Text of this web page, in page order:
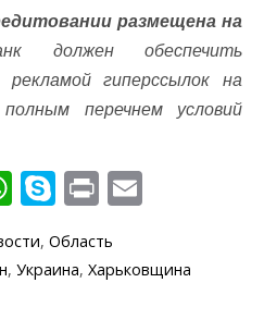
размещена на
должен обеспечить
гиперссылок на
перечнем условий
W
at
S
k
y
Pr
t ai
, Область
, Украина, Харьковщина